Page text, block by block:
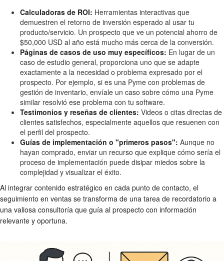
Calculadoras de ROI: Herramientas interactivas que
demuestren el retorno de inversión esperado al usar tu
producto/servicio. Un prospecto que ve un potencial ahorro de
$50,000 USD al año está mucho más cerca de la conversión.
Páginas de casos de uso muy específicos: En lugar de un
caso de estudio general, proporciona uno que se adapte
exactamente a la necesidad o problema expresado por el
prospecto. Por ejemplo, si es una Pyme con problemas de
gestión de inventario, envíale un caso sobre cómo una Pyme
similar resolvió ese problema con tu software.
Testimonios y reseñas de clientes: Videos o citas directas de
clientes satisfechos, especialmente aquellos que resuenen con
el perfil del prospecto.
Guías de implementación o "primeros pasos": Aunque no
hayan comprado, enviar un recurso que explique cómo sería el
proceso de implementación puede disipar miedos sobre la
complejidad y visualizar el éxito.
Al integrar contenido estratégico en cada punto de contacto, el
seguimiento en ventas se transforma de una tarea de recordatorio a
una valiosa consultoría que guía al prospecto con información
relevante y oportuna.